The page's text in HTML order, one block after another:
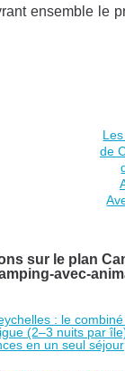
ensemble le
de
sur le plan
avec-
: le
(2–3 nuits par
en un seul séjour